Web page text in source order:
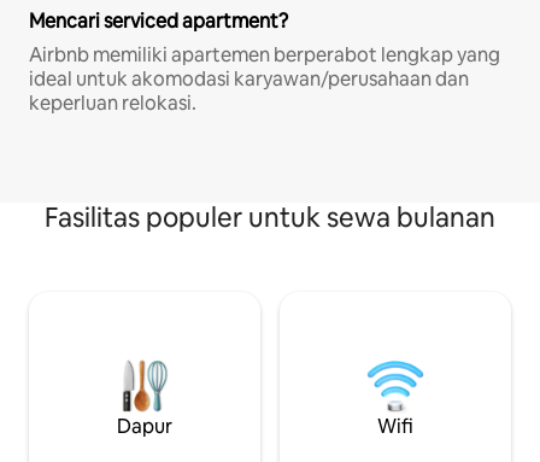
Mencari serviced apartment?
Airbnb memiliki apartemen berperabot lengkap yang
ideal untuk akomodasi karyawan/perusahaan dan
keperluan relokasi.
Fasilitas populer untuk sewa bulanan
Dapur Wifi